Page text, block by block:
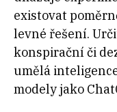
existovat
levné řešení.
konspirační či
umělá
modely jako